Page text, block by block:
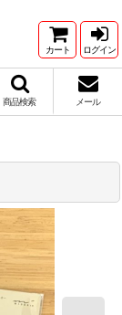
カート ログイン
商品検索 メール